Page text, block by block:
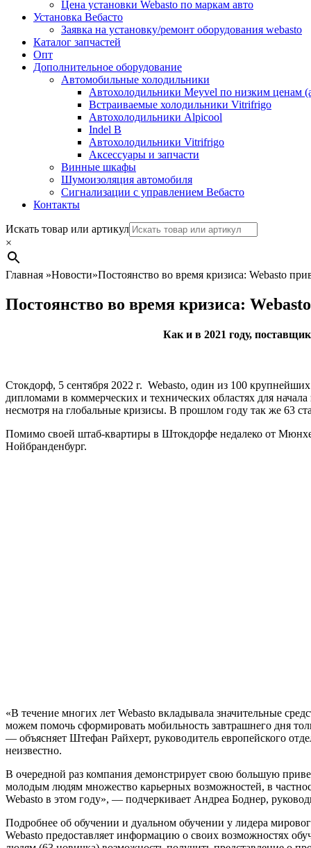
Цена установки Webasto по маркам авто
Установка Вебасто
Заявка на установку/ремонт оборудования webasto
Каталог запчастей
Опт
Дополнительное оборудование
Автомобильные холодильники
Автохолодильники Meyvel по низким ценам
Встраиваемые холодильники Vitrifrigo
Автохолодильники Alpicool
Indel B
Автохолодильники Vitrifrigo
Аксессуары и запчасти
Винные шкафы
Шумоизоляция автомобиля
Сигнализации с управлением Вебасто
Контакты
Search
Искать товар или артикул
×
Главная »Новости»Постоянство во время кризиса: Webasto
Постоянство во время кризиса:
Как и в 2021 году,
Стокдорф, 5 сентября 2022 г. Webasto, один из 100
дипломами в коммерческих и технических областях для
несмотря на глобальные кризисы. В прошлом году так же 63
Помимо своей штаб-квартиры в Штокдорфе недалеко от
Нойбранденбург.
«В течение многих лет Webasto вкладывала значительные
можем помочь сформировать мобильность завтрашнего дня
— объясняет Штефан Райхерт, руководитель европейского
неизвестно.
В очередной раз компания демонстрирует свою большую
молодым людям множество карьерных возможностей, в
Webasto в этом году», — подчеркивает Андреа Боднер,
Подробнее об обучении и дуальном обучении у лидера
Webasto предоставляет информацию о своих возможностях